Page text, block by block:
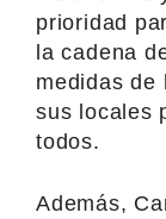
prioridad
la cadena
medidas de
sus locales
todos.
Además,